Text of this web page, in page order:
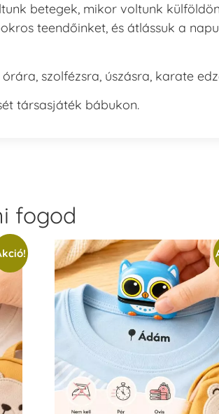
betegek, mikor voltunk
teendőinket, és átlássuk a
szolfézsra, úszásra, karate
társasjáték bábukon.
fogod